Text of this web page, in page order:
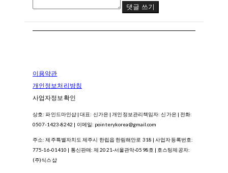
댓글 쓰기
이용약관
개인정보처리방침
사업자정보확인
상호: 파인드마인샵 | 대표: 신가은 | 개인정보관리책임자: 신가은 | 전화:
0507-1423-8242 | 이메일: pointerykorea@gmail.com
주소: 제주특별자치도 제주시 한립읍 한림해안로 318 | 사업자등록번호:
775-16-01410 | 통신판매:제 2021-서울관악-0598호 | 호스팅제공자:
(주)식스샵